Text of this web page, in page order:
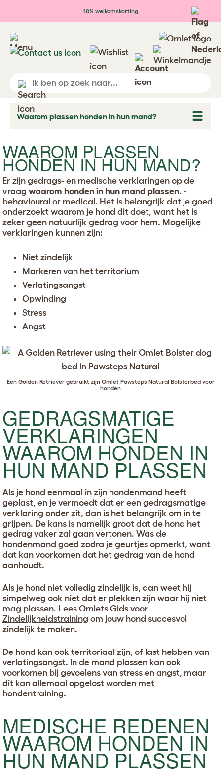
Ga naar de hoofdinhoud
10% welkomskorting
Waarom plassen honden in hun mand?
T
o
l
e
d
r
o
p
d
o
w
n
WAAROM PLASSEN
HONDEN IN HUN MAND?
Er zijn gedrags- en medische verklaringen op de
vraag waarom honden in hun mand plassen. -
behavioural or medical. Het is belangrijk dat je goed
onderzoekt waarom je hond dit doet, want het is
zeker geen natuurlijk gedrag voor hem. Mogelijke
verklaringen kunnen zijn:
Niet zindelijk
Markeren van het territorium
Verlatingsangst
Opwinding
Stress
Angst
Een Golden Retrievergebruikt zijn Omlet Pawsteps Natural Bolsterbed voor
honden
GEDRAGSMATIGE
VERKLARINGEN
WAAROM HONDEN IN
HUN MAND PLASSEN
Als je hond eenmaal in zijn hondenmand heeft
geplast, en je vermoedt dat er een gedragsmatige
verklaring onder zit, dan is het belangrijk om in te
grijpen. De kans is namelijk groot dat de hond het
gedrag vaker zal gaan vertonen. Was de
hondenmand goed zodra je geurtjes opmerkt, want
dat kan voorkomen dat het gedrag van de hond
aanhoudt.
Als je hond niet volledig zindelijk is, dan weet hij
simpelweg ook niet dat er plekken zijn waar hij niet
mag plassen. Lees Omlets Gids voor
Zindelijkheidstraining om jouw hond succesvol
zindelijk te maken.
De hond kan ook territoriaal zijn, of last hebben van
verlatingsangst. In de mand plassen kan ook
voorkomen bij gevoelens van stress en angst, maar
dit kan allemaal opgelost worden met
hondentraining.
MEDISCHE REDENEN
WAAROM HONDEN IN
HUN MAND PLASSEN